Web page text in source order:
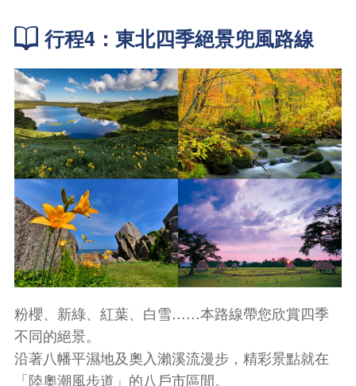
行程4：東北四季絕景兜風路線
粉櫻、新綠、紅葉、白雪……本路線帶您欣賞四季
不同的絕景。
沿著八幡平濕地及奧入瀨溪流漫步，精彩景點就在
「陸奧潮風步道」的八戶市區間。